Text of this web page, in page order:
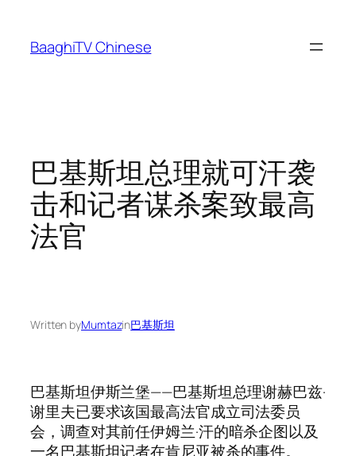
content
BaaghiTV Chinese
巴基斯坦总理就可汗袭
击和记者谋杀案致最高
法官
Written byMumtazin巴基斯坦
巴基斯坦伊斯兰堡——巴基斯坦总理谢赫巴兹·
谢里夫已要求该国最高法官成立司法委员
会，调查对其前任伊姆兰·汗的暗杀企图以及
一名巴基斯坦记者在肯尼亚被杀的事件。